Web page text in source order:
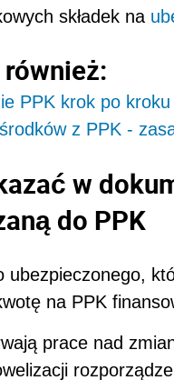
składek na
PPK krok po kroku
z PPK -
w
do PPK
ubezpieczonego,
na PPK
prace nad